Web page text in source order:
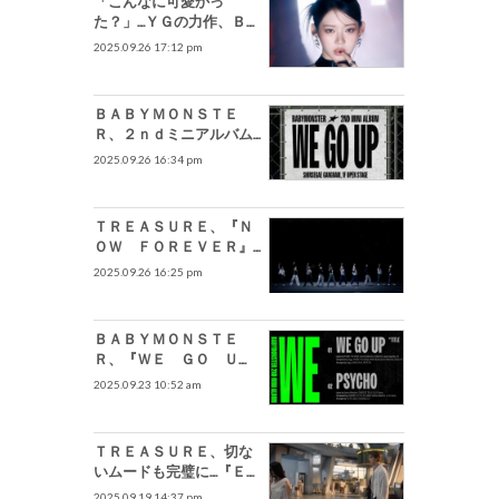
た？」…ＹＧの力作、ＢＡ
ＢＹＭＯＮＳＴＥＲの
2025.09.26 17:12 pm
ＢＡＢＹＭＯＮＳＴＥ
Ｒ、２ｎｄミニアルバム
発売記念ポップアップオ
2025.09.26 16:34 pm
ＴＲＥＡＳＵＲＥ、『Ｎ
ＯＷ ＦＯＲＥＶＥＲ』
のパフォーマンス初公開…
2025.09.26 16:25 pm
ＢＡＢＹＭＯＮＳＴＥ
Ｒ、『ＷＥ ＧＯ Ｕ
Ｐ』のためＹＧプロデュ
2025.09.23 10:52 am
ＴＲＥＡＳＵＲＥ、切な
いムードも完璧に…『ＥＶ
ＥＲＹＴＨＩＮＧ』のＭ